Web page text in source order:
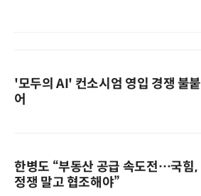
'모두의 AI' 컨소시엄 영입 경쟁 불붙
어
한병도 “부동산 공급 속도전…국힘,
정쟁 말고 협조해야”